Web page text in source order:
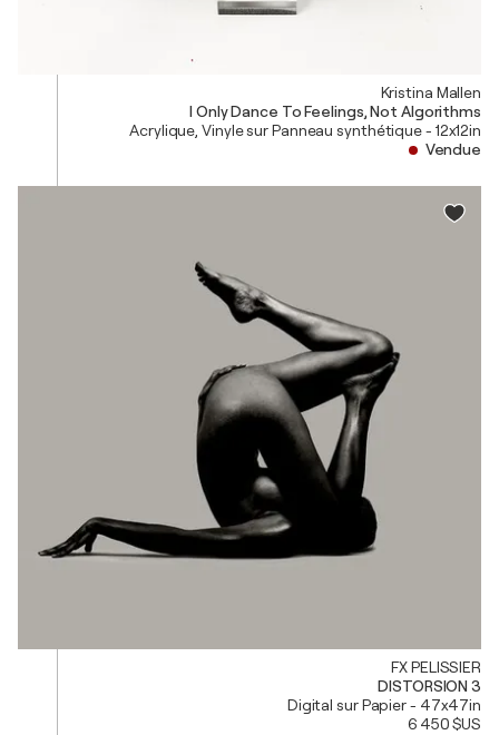
Kristina Mallen
I Only Dance To Feelings, Not Algorithms
Acrylique, Vinyle sur Panneau synthétique - 12x12in
Vendue
FX PELISSIER
DISTORSION 3
Digital sur Papier - 47x47in
6 450 $US